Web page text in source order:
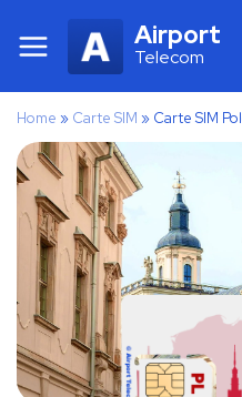
Airport
Telecom
Home » Carte SIM » Carte SIM